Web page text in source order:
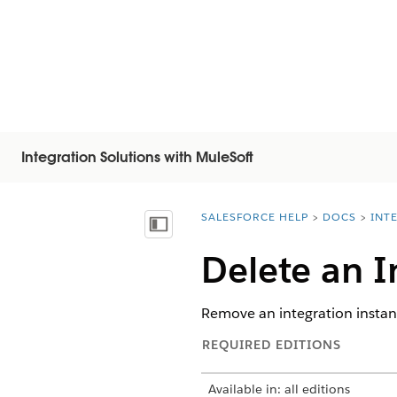
Integration Solutions with MuleSoft
Näytä sisällysluettelo
You are here:
SALESFORCE HELP DOCS
Delete an
Remove an integration
REQUIRED EDITIONS
Available in: all editions